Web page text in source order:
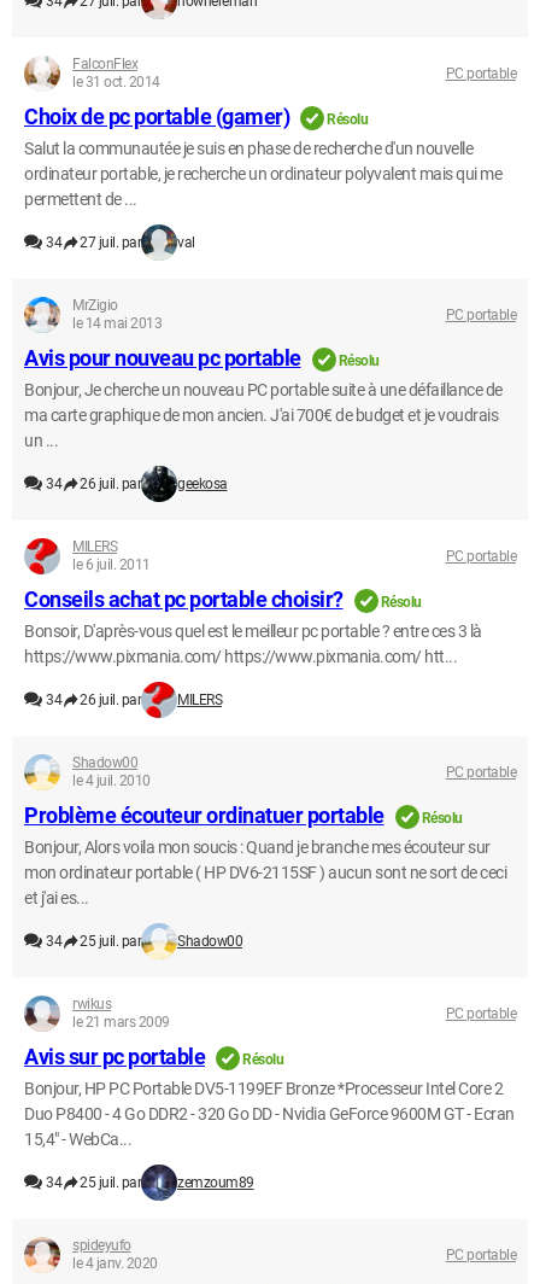
FalconFlex
le 31 oct. 2014
PC portable
Choix de pc portable (gamer) Résolu
Salut la communautée je suis en phase de recherche d'un nouvelle
ordinateur portable, je recherche un ordinateur polyvalent mais qui me
permettent de ...
34 27 juil. par val
MrZigio
le 14 mai 2013
PC portable
Avis pour nouveau pc portable Résolu
Bonjour, Je cherche un nouveau PC portable suite à une défaillance de
ma carte graphique de mon ancien. J'ai 700€ de budget et je voudrais
un ...
34 26 juil. par geekosa
MILERS
le 6 juil. 2011
PC portable
Conseils achat pc portable choisir? Résolu
Bonsoir, D'après-vous quel est le meilleur pc portable ? entre ces 3 là
https://www.pixmania.com/ https://www.pixmania.com/ htt...
34 26 juil. par MILERS
Shadow00
le 4 juil. 2010
PC portable
Problème écouteur ordinatuer portable Résolu
Bonjour, Alors voila mon soucis : Quand je branche mes écouteur sur
mon ordinateur portable ( HP DV6-2115SF ) aucun sont ne sort de ceci
et j'ai es...
34 25 juil. par Shadow00
rwikus
le 21 mars 2009
PC portable
Avis sur pc portable Résolu
Bonjour, HP PC Portable DV5-1199EF Bronze *Processeur Intel Core 2
Duo P8400 - 4 Go DDR2 - 320 Go DD - Nvidia GeForce 9600M GT - Ecran
15,4" - WebCa...
34 25 juil. par zemzoum89
spideyufo
le 4 janv. 2020
PC portable